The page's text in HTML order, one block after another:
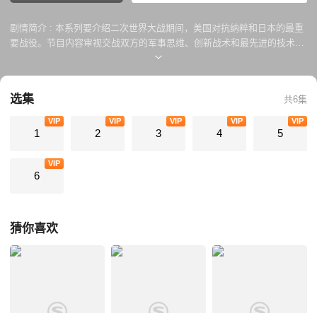
剧情简介 : 本系列要介绍二次世界大战期间，美国对抗纳粹和日本的最重
要战役。节目内容审视交战双方的军事思维、创新战术和最先进的技术。
专家走访太平洋岛屿的海岸和北欧战场，研究军事硬体、超级防御工事和
选集 共6集
1
VIP
2
VIP
3
VIP
4
VIP
5
VIP
6
VIP
猜你喜欢